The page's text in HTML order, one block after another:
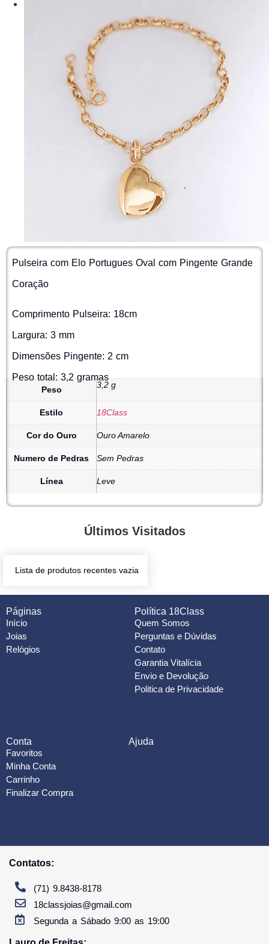
Pulseira com Elo Portugues Oval com Pingente Grande
Coração
Comprimento Pulseira: 18cm
Largura: 3 mm
Dimensões Pingente: 2 cm
Peso total: 3,2 gramas
Peso 3,2 g
Estilo 18Class
Cor do Ouro Ouro Amarelo
Numero de Pedras Sem Pedras
Línea Leve
Últimos Visitados
Lista de produtos recentes vazia
Páginas
Início
Joias
Relógios
Política 18Class
Quem Somos
Perguntas e Dúvidas
Contato
Garantia Vitalícia
Envio e Devolução
Politica de Privacidade
Conta
Favoritos
Minha Conta
Carrinho
Finalizar Compra
Ajuda
Contatos:
(71) 9.8438-8178
18classjoias@gmail.com
Segunda a Sábado 9:00 as 19:00